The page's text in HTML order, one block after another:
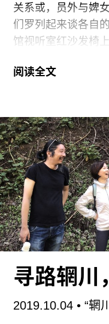
然保持着文化处女
庄辉的作品《公园
人的超大幅照片，
发展对乡村社会的
关系或，员外与婢
们罗列起来谈各自
馆视听室红沙发椅
“跨地域、跨文化的
术史的构建”三个命
策展人、写作者、
以为这些实践者们
为关键手势——无论
时间或是空间——来
的策展是什么，可
下列问题的思考大
前提下，艺术与地
之大，导致同归的
阅读全文
寻路辋川
2019.10.04• “辋